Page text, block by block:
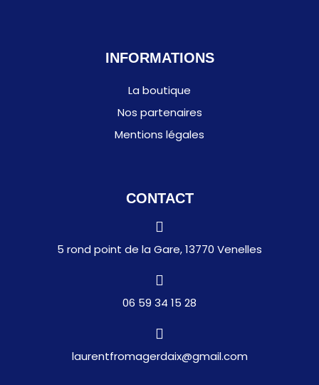
INFORMATIONS
La boutique
Nos partenaires
Mentions légales
CONTACT
5 rond point de la Gare, 13770 Venelles
06 59 34 15 28
laurentfromagerdaix@gmail.com